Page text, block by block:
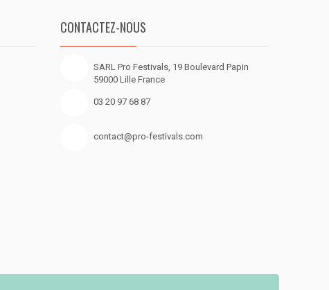
CONTACTEZ-NOUS
SARL Pro Festivals, 19 Boulevard Papin
59000 Lille France
03 20 97 68 87
contact@pro-festivals.com